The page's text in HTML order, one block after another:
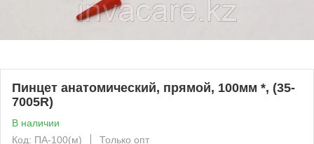
Пинцет анатомический, прямой, 100мм *, (35-
7005R)
В наличии
Код: ПА-100(м)
Только опт